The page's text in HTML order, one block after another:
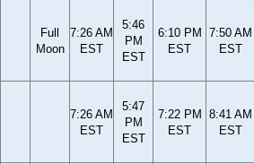
Full
Moon
7:26 AM
EST
5:46
PM
EST
6:10 PM
EST
7:50 AM
EST
7:26 AM
EST
5:47
PM
EST
7:22 PM
EST
8:41 AM
EST